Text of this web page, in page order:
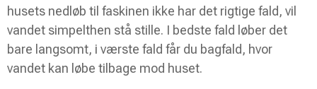
husets nedløb til faskinen ikke har det rigtige fald, vil
vandet simpelthen stå stille. I bedste fald løber det
bare langsomt, i værste fald får du bagfald, hvor
vandet kan løbe tilbage mod huset.